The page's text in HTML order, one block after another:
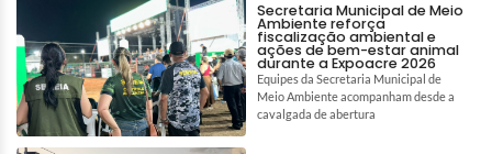
Secretaria Municipal de Meio
Ambiente reforça
fiscalização ambiental e
ações de bem-estar animal
durante a Expoacre 2026
Equipes da Secretaria Municipal de
Meio Ambiente acompanham desde a
cavalgada de abertura